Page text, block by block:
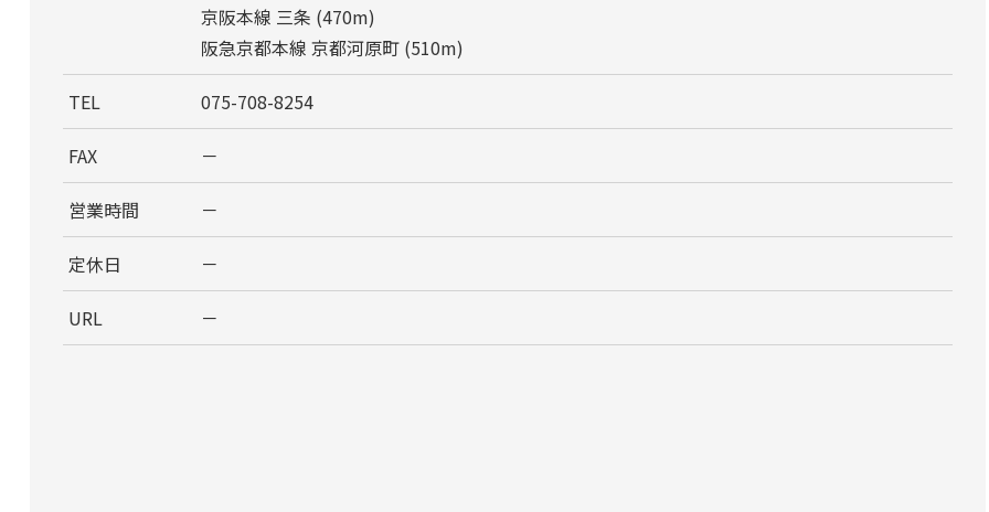
京阪本線 三条 (470m)
阪急京都本線 京都河原町 (510m)
TEL 075-708-8254
FAX －
営業時間 －
定休日 －
URL －